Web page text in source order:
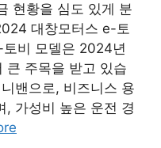
현황을 심도 있게 분
대창모터스 e-토
비 모델은 2024년
큰 주목을 받고 있습
밴으로, 비즈니스 용
, 가성비 높은 운전 경